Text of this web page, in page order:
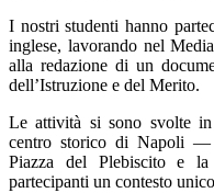
I nostri studenti hanno
inglese, lavorando nel
alla redazione di un
dell’Istruzione e del Merito.
Le attività si sono svolte
centro storico di Napoli —
Piazza del Plebiscito e
partecipanti un contesto